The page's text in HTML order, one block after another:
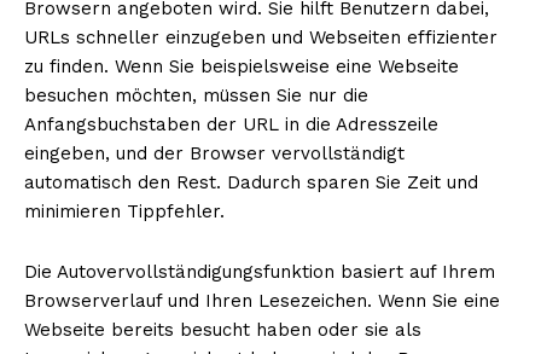
Erhalte unseren
kostenlosen Newsletter
Browsern angeboten wird. Sie hilft Benutzern dabei,
URLs schneller einzugeben und Webseiten effizienter
zu finden. Wenn Sie beispielsweise eine Webseite
besuchen möchten, müssen Sie nur die
Anfangsbuchstaben der URL in die Adresszeile
eingeben, und der Browser vervollständigt
automatisch den Rest. Dadurch sparen Sie Zeit und
minimieren Tippfehler.
Die Autovervollständigungsfunktion basiert auf Ihrem
Browserverlauf und Ihren Lesezeichen. Wenn Sie eine
Webseite bereits besucht haben oder sie als